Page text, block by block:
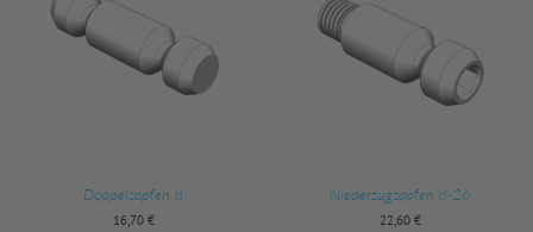
Doppelzapfen 8
16,70 €
Niederzugzapfen 8-26
22,60 €